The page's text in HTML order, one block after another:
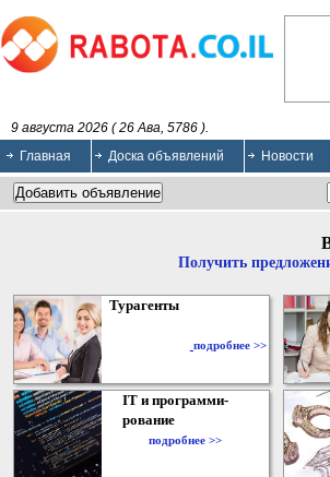
9 августа 2026 ( 26 Ава, 5786 ).
Главная
Доска объявлений Новости
Получить
Турагенты
подробнее >>
IT и программи-
рование
подробнее >>